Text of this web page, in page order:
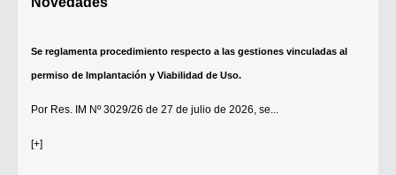
Se reglamenta procedimiento respecto a las gestiones vinculadas al
permiso de Implantación y Viabilidad de Uso.
Por Res. IM Nº 3029/26 de 27 de julio de 2026, se...
[+]